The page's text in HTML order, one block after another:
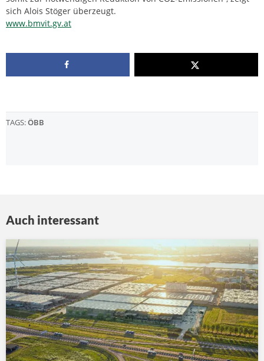
sich Alois Stöger überzeugt.
www.bmvit.gv.at
TAGS:ÖBB
Auch interessant